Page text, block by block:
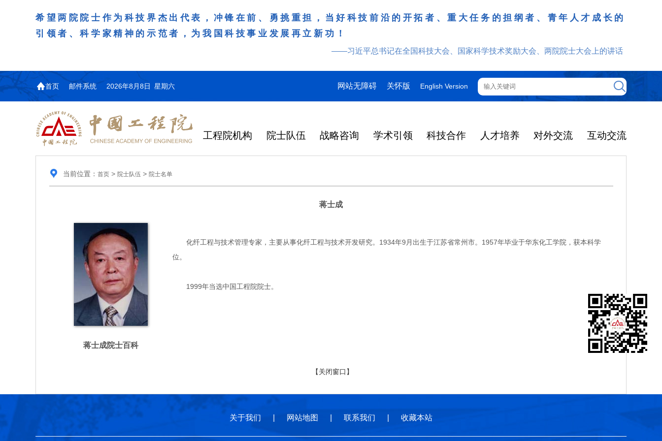
希望两院院士作为科技界杰出代表，冲锋在前、勇挑重担，当好科技前沿的开拓者、重大任务的担纲者、青年人才成长的
引领者、科学家精神的示范者，为我国科技事业发展再立新功！
——习近平总书记在全国科技大会、国家科学技术奖励大会、两院院士大会上的讲话
首页 邮件系统 2026年8月8日 星期六 网站无障碍 关怀版 English Version
工程院机构 院士队伍 战略咨询 学术引领 科技合作 人才培养 对外交流 互动交流
当前位置： 首页> 院士队伍 > 院士名单
蒋士成
蒋士成院士百科
化纤工程与技术管理专家，主要从事化纤工程与技术开发研究。1934年9月出生于江苏省常州市。1957年毕业于华东化工学院，获本科学
位。
1999年当选中国工程院院士。
【关闭窗口】
关于我们 网站地图 联系我们 收藏本站